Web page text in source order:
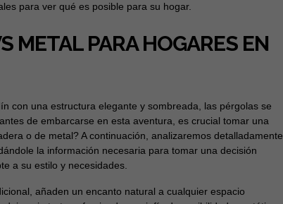
para ver qué es posible para su hogar.
METAL PARA HOGARES EN
con una estructura elegante y sombreada, las pérgolas se
de embarcarse en esta aventura, es crucial tomar una
o de metal? A continuación, analizaremos detalladamente
la información necesaria para tomar una decisión
a su estilo y necesidades.
añaden un encanto natural a cualquier espacio